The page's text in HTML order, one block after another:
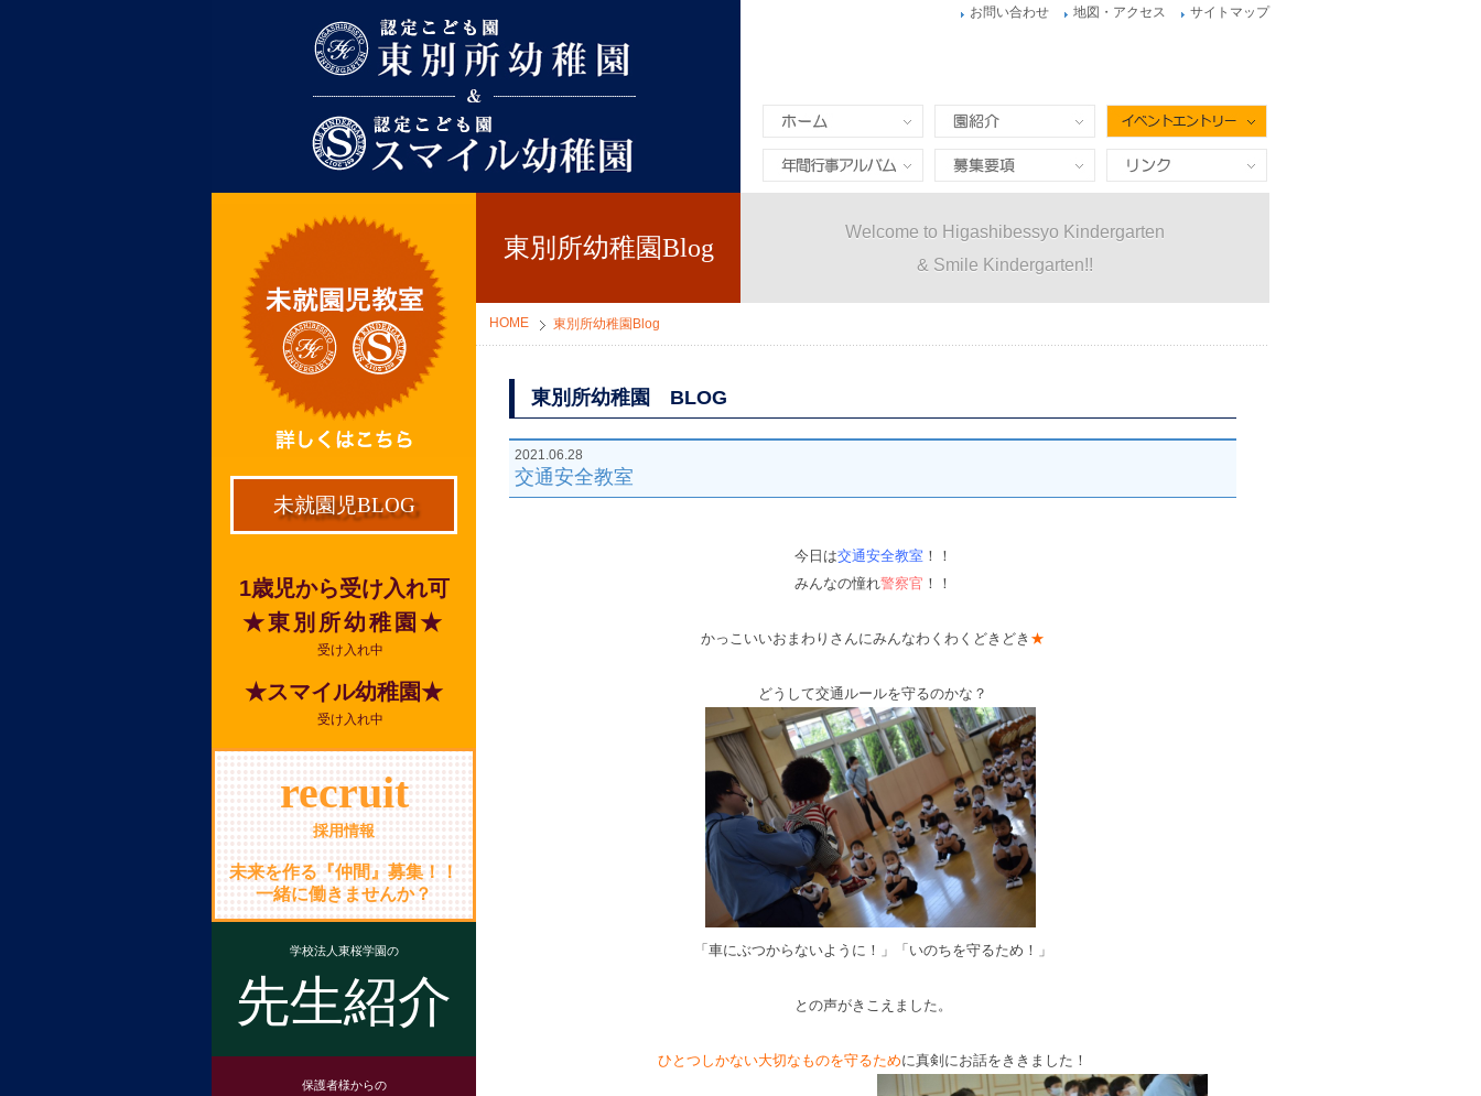
お問い合わせ 地図・アクセス サイトマップ
園紹介
年間行事&アルバム 募集要項 リンク
東別所幼稚園Blog
Welcome to Higashibessyo Kindergarten
& Smile Kindergarten!!
HOME 東別所幼稚園Blog
東別所幼稚園 BLOG
2021.06.28
交通安全教室
今日は交通安全教室 ！！
みんなの憧れ警察官 ！！
かっこいいおまわりさんにみんなわくわくどきどき ★
どうして交通ルールを守るのかな？
「車にぶつからないように！」「いのちを守るため！」
との声がきこえました。
ひとつしかない大切なものを守るために真剣にお話をききました！
未就園児BLOG
1歳児から受け入れ可
★東別所幼稚園★
受け入れ中
★スマイル幼稚園★
受け入れ中
recruit
採用情報
未来を作る『仲間』募集！！
一緒に働きませんか？
学校法人東桜学園の
先生紹介
保護者様からの